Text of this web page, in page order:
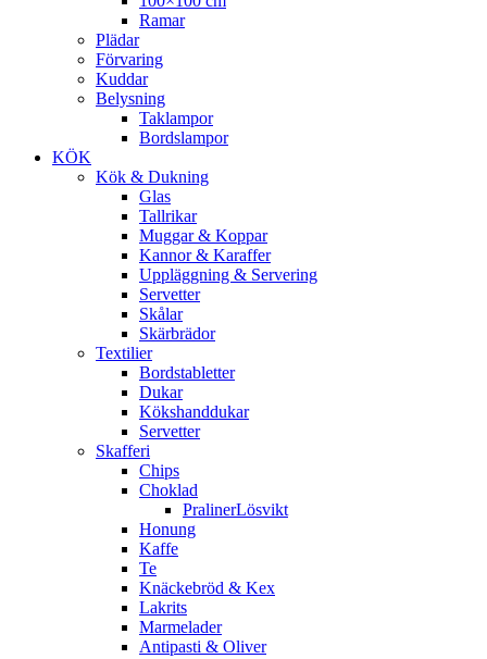
Ramar
Plädar
Förvaring
Kuddar
Belysning
Taklampor
Bordslampor
KÖK
Kök & Dukning
Glas
Tallrikar
Muggar & Koppar
Kannor & Karaffer
Uppläggning & Servering
Servetter
Skålar
Skärbrädor
Textilier
Bordstabletter
Dukar
Kökshanddukar
Servetter
Skafferi
Chips
Choklad
PralinerLösvikt
Honung
Kaffe
Te
Knäckebröd & Kex
Lakrits
Marmelader
Antipasti & Oliver